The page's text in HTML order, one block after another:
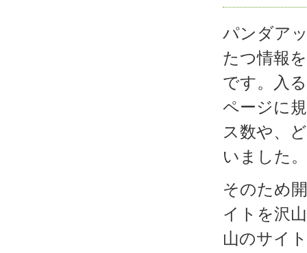
パンダア
たつ情報
です。入
ページに
ス数や、
いました。
そのため
イトを沢
山のサイ